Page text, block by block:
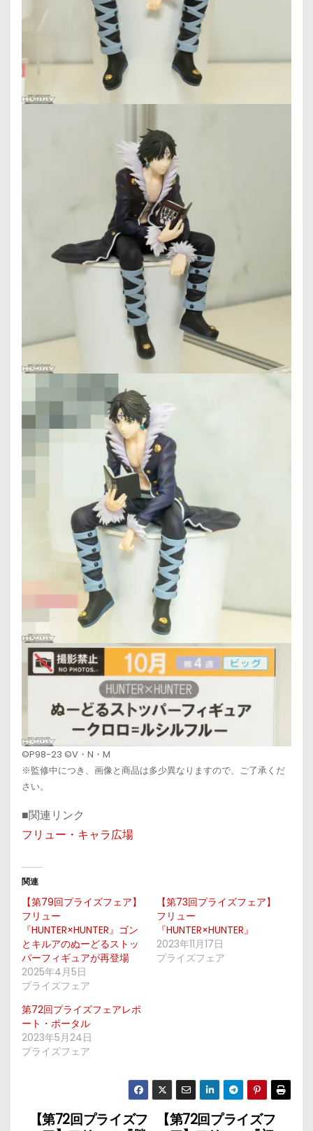
©P98-23 ©V・N・M
※監修中につき、画像と商品は多少異なりますので、ご了承くだ
さい。
■関連リンク
フリュー・キャラ広場
関連
【第79回プライズフェア】
フリュー
『HUNTER×HUNTER』ゴン
とキルアのぬーどるストッ
パーフィギュアが再登場
2025年4月5日
プライズフェア
【第73回プライズフェア】
フリュー
『HUNTER×HUNTER』
2023年11月17日
プライズフェア
第72回プライズフェアレポ
ート・ポータル
2023年5月24日
プライズフェア
投
【第72回プライズフ
【第72回プライズフ